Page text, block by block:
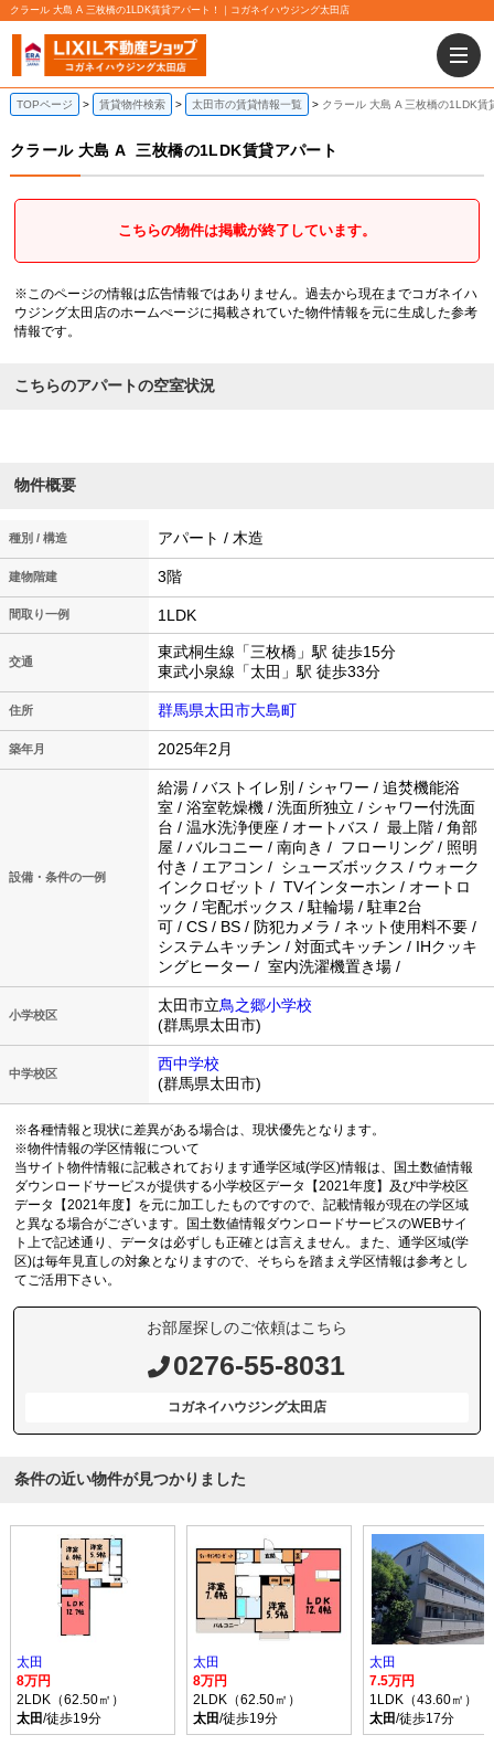
クラール 大島 A 三枚橋の1LDK賃貸アパート！｜コガネイハウジング太田店
TOPページ 賃貸物件検索 太田市の賃貸情報一覧 クラール 大島 A 三枚橋の1LDK賃
クラール 大島 A 三枚橋の1LDK賃貸アパート
こちらの物件は掲載が終了しています。
※このページの情報は広告情報ではありません。過去から現在までコガネイハ
ウジング太田店のホームぺージに掲載されていた物件情報を元に生成した参考
情報です。
こちらのアパートの空室状況
物件概要
種別 / 構造 アパート / 木造
建物階建 3階
間取り一例 1LDK
交通
東武桐生線「三枚橋」駅 徒歩15分
東武小泉線「太田」駅 徒歩33分
住所 群馬県太田市大島町
築年月 2025年2月
設備・条件の一例
給湯 / バストイレ別 / シャワー / 追焚機能浴
室 / 浴室乾燥機 / 洗面所独立 / シャワー付洗面
台 / 温水洗浄便座 / オートバス / 最上階 / 角部
屋 / バルコニー / 南向き / フローリング / 照明
付き / エアコン / シューズボックス / ウォーク
インクロゼット / TVインターホン / オートロ
ック / 宅配ボックス / 駐輪場 / 駐車2台
可 / CS / BS / 防犯カメラ / ネット使用料不要 /
システムキッチン / 対面式キッチン / IHクッキ
ングヒーター / 室内洗濯機置き場 /
小学校区
太田市立鳥之郷小学校
(群馬県太田市)
中学校区
西中学校
(群馬県太田市)
※各種情報と現状に差異がある場合は、現状優先となります。
※物件情報の学区情報について
当サイト物件情報に記載されております通学区域(学区)情報は、国土数値情報
ダウンロードサービスが提供する小学校区データ【2021年度】及び中学校区
データ【2021年度】を元に加工したものですので、記載情報が現在の学区域
と異なる場合がございます。国土数値情報ダウンロードサービスのWEBサイ
ト上で記述通り、データは必ずしも正確とは言えません。また、通学区域(学
区)は毎年見直しの対象となりますので、そちらを踏まえ学区情報は参考とし
てご活用下さい。
お部屋探しのご依頼はこちら
0276-55-8031
コガネイハウジング太田店
条件の近い物件が見つかりました
太田
8万円
2LDK（62.50㎡）
太田/徒歩19分
太田
8万円
2LDK（62.50㎡）
太田/徒歩19分
太田
7.5万円
1LDK（43.60㎡）
太田/徒歩17分